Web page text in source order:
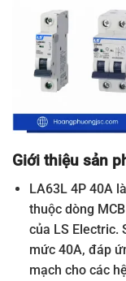
Giới thiệu sản
LA63L 4P 40A
thuộc dòng
của LS Electric.
mức 40A, đáp
mạch cho các